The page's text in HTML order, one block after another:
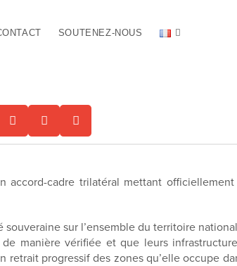
SOUTENEZ-NOUS
accord-cadre trilatéral mettant
sur l’ensemble du territoire
manière vérifiée et que leurs
retrait progressif des zones qu’elle occupe